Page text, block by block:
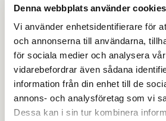
Denna webbplats använder cookies
Vi använder enhetsidentifierare för
och annonserna till användarna,
för sociala medier och analysera
vidarebefordrar även sådana
information från din enhet till de
annons- och analysföretag som vi
Dessa kan i sin tur kombinera
JAKOB
CFO
jakob.unfors (a)